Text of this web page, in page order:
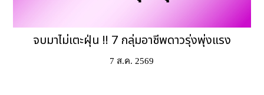
จบมาไม่เตะฝุ่น !! 7 กลุ่มอาชีพดาวรุ่งพุ่งแรง
7 ส.ค. 2569